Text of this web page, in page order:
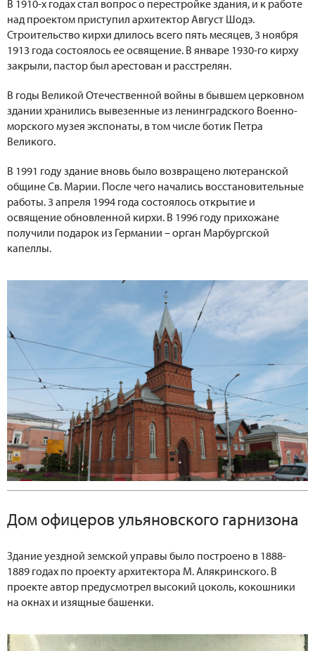
В 1910-х годах стал вопрос о перестройке здания, и к работе
над проектом приступил архитектор Август Шодэ.
Строительство кирхи длилось всего пять месяцев, 3 ноября
1913 года состоялось ее освящение. В январе 1930-го кирху
закрыли, пастор был арестован и расстрелян.
В годы Великой Отечественной войны в бывшем церковном
здании хранились вывезенные из ленинградского Военно-
морского музея экспонаты, в том числе ботик Петра
Великого.
В 1991 году здание вновь было возвращено лютеранской
общине Св. Марии. После чего начались восстановительные
работы. 3 апреля 1994 года состоялось открытие и
освящение обновленной кирхи. В 1996 году прихожане
получили подарок из Германии – орган Марбургской
капеллы.
Дом офицеров ульяновского гарнизона
Здание уездной земской управы было построено в 1888-
1889 годах по проекту архитектора М. Алякринского. В
проекте автор предусмотрел высокий цоколь, кокошники
на окнах и изящные башенки.